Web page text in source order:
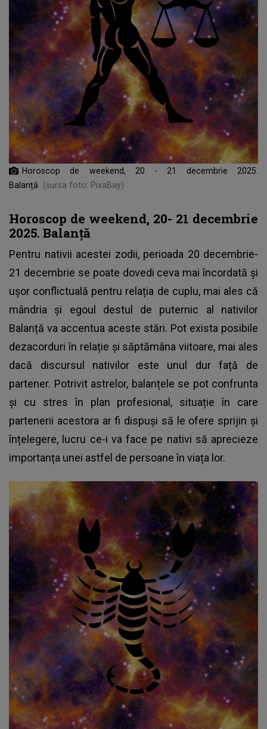
Horoscop de weekend, 20 - 21 decembrie 2025.
Balanță
(sursa foto: PixaBay)
Horoscop de weekend, 20- 21 decembrie
2025. Balanță
Pentru nativii acestei zodii, perioada 20 decembrie-
21 decembrie se poate dovedi ceva mai încordată și
ușor conflictuală pentru relația de cuplu, mai ales că
mândria și egoul destul de puternic al nativilor
Balanță va accentua aceste stări. Pot exista posibile
dezacorduri în relație și săptămâna viitoare, mai ales
dacă discursul nativilor este unul dur față de
partener. Potrivit astrelor, balanțele se pot confrunta
și cu stres în plan profesional, situație în care
partenerii acestora ar fi dispuși să le ofere sprijin și
înțelegere, lucru ce-i va face pe nativi să aprecieze
importanța unei astfel de persoane în viața lor.